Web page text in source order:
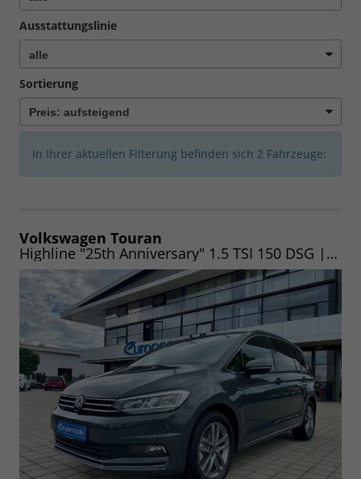
Ausstattungslinie
Sortierung
In Ihrer aktuellen Filterung befinden sich 2 Fahrzeuge:
Volkswagen Touran
Highline "25th Anniversary" 1.5 TSI 150 DSG |LED|NAV|VIRTUAL|EASY-OP.|ACC|CAM|17"|UVM. (Vorlauf 23.08.2026)